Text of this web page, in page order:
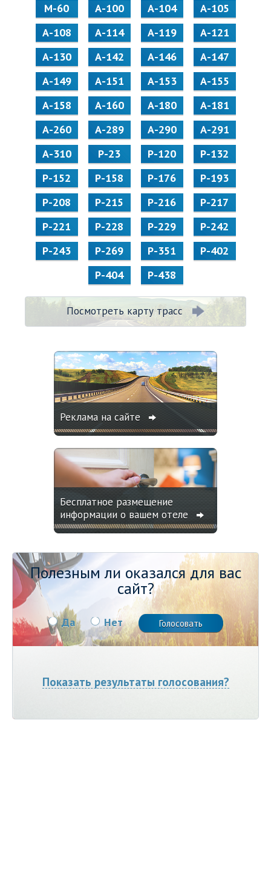
M-60
А-100 А-104
А-105
А-108
А-114 А-119
А-121
А-130
А-142 А-146
А-147
А-149
А-151 А-153
А-155
А-158
А-160 А-180
А-181
А-260
А-289 А-290
А-291
А-310
Р-23 Р-120
Р-132
Р-152
Р-158 Р-176
Р-193
Р-208
Р-215 Р-216
Р-217
Р-221
Р-228 Р-229
Р-242
Р-243
Р-269 Р-351
Р-402
Р-404
Р-438
Посмотреть карту трасс
Реклама на сайте
Бесплатное размещение
информации о вашем отеле
Полезным ли оказался для вас
сайт?
Да Нет
Показать результаты голосования?